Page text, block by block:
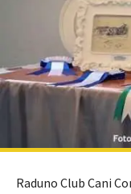
Raduno Club Cani